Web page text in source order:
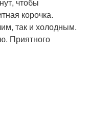
корочка.
так и холодным.
Приятного